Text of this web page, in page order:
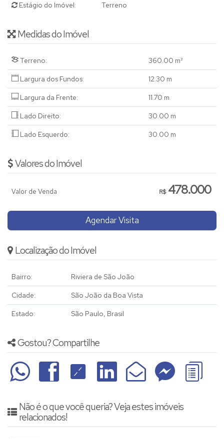
Estágio do Imóvel: Terreno
Medidas do Imóvel
Terreno: 360.00 m²
Largura dos Fundos: 12.30 m
Largura da Frente: 11.70 m
Lado Direito: 30.00 m
Lado Esquerdo: 30.00 m
Valores do Imóvel
R$478.000
Valor de Venda
Agendar Visita
Localização do Imóvel
Bairro: Riviera de São João
Cidade: São João da Boa Vista
Estado: São Paulo, Brasil
Gostou? Compartilhe
Não é o que você queria? Veja estes imóveis
relacionados!